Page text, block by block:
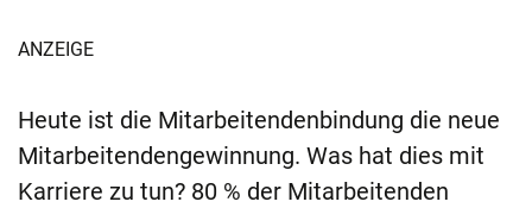
ANZEIGE
Heute ist die Mitarbeitendenbindung die neue
Mitarbeitendengewinnung. Was hat dies mit
Karriere zu tun? 80 % der Mitarbeitenden